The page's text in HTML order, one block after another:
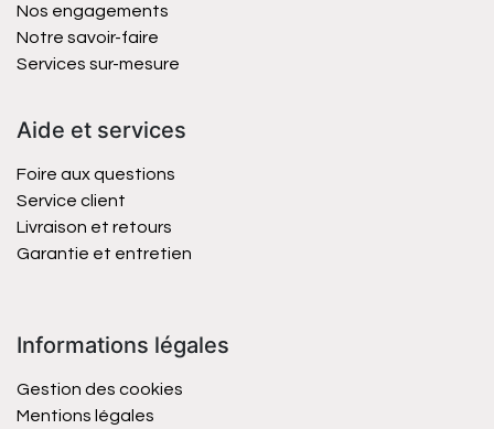
Nos engagements
Notre savoir-faire
Services sur-mesure
Aide et services
Foire aux questions
Service client
Livraison et retours
Garantie et entretien
Informations légales
Gestion des cookies
Mentions légales